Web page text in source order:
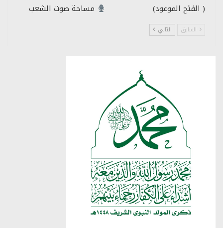
( الفتح الموعود) مساحة صوت الشعب
السابق التالي